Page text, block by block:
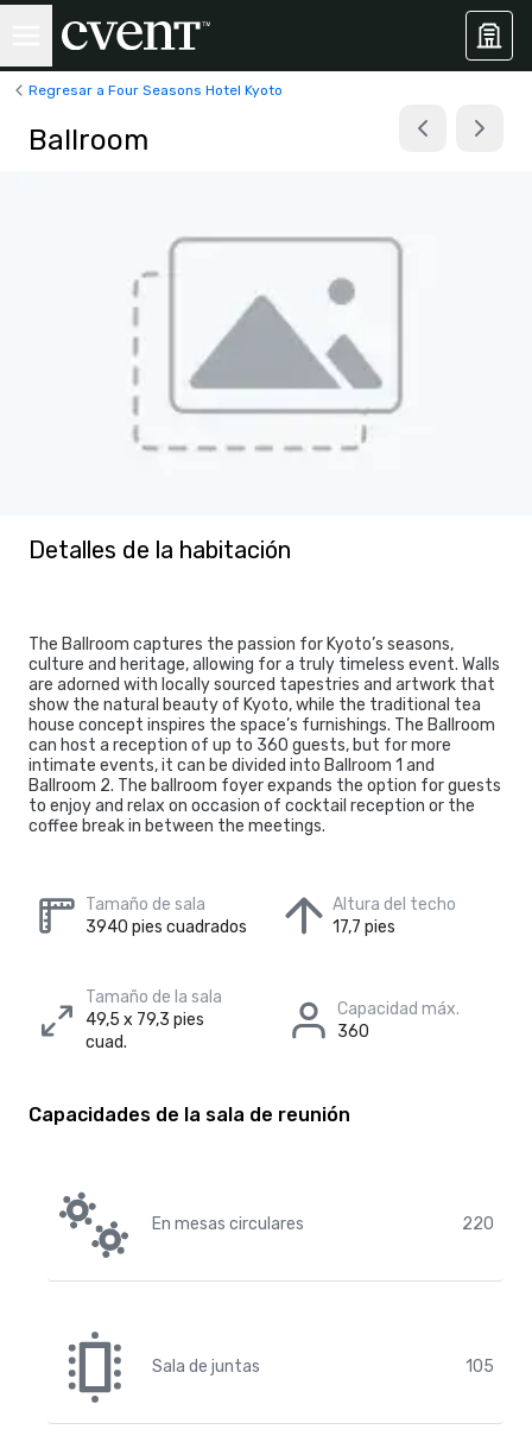
Regresar a Four Seasons Hotel Kyoto
Ballroom
Detalles de la habitación
The Ballroom captures the passion for Kyoto’s seasons,
culture and heritage, allowing for a truly timeless event. Walls
are adorned with locally sourced tapestries and artwork that
show the natural beauty of Kyoto, while the traditional tea
house concept inspires the space’s furnishings. The Ballroom
can host a reception of up to 360 guests, but for more
intimate events, it can be divided into Ballroom 1 and
Ballroom 2. The ballroom foyer expands the option for guests
to enjoy and relax on occasion of cocktail reception or the
coffee break in between the meetings.
Tamaño de sala
3940 pies cuadrados
Altura del techo
17,7 pies
Tamaño de la sala
49,5 x 79,3 pies
cuad.
Capacidad máx.
360
Capacidades de la sala de reunión
En mesas circulares 220
Sala de juntas 105